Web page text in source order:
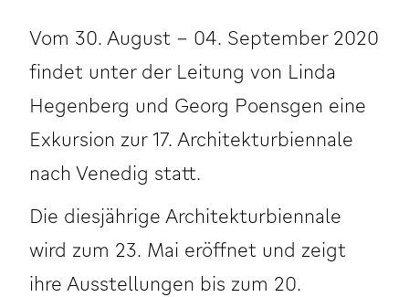
Vom 30. August - 04. September 2020
findet unter der Leitung von Linda
Hegenberg und Georg Poensgen eine
Exkursion zur 17. Architekturbiennale
nach Venedig statt.
Die diesjährige Architekturbiennale
wird zum 23. Mai eröffnet und zeigt
ihre Ausstellungen bis zum 20.